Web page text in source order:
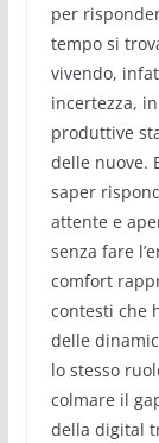
per
tempo si
vivendo,
incertezza,
produttive
delle nuove.
saper
attente e
senza fare
comfort
contesti che
delle
lo stesso
colmare il
della digital